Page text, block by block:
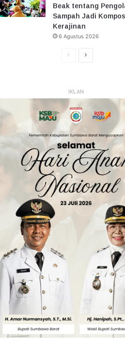
Beak tentang
Sampah Jadi
Kerajinan
6 Agustus 2026
HalamanHalaman
IKLAN